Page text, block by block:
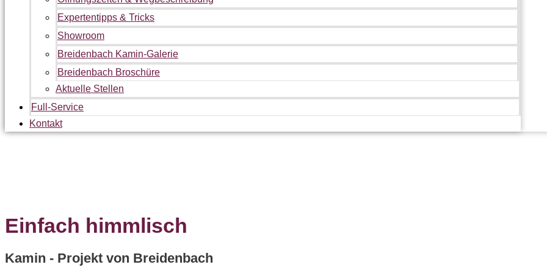
Expertentipps & Tricks
Showroom
Breidenbach Kamin-Galerie
Breidenbach Broschüre
Aktuelle Stellen
Full-Service
Kontakt
Einfach himmlisch
Kamin - Projekt von Breidenbach